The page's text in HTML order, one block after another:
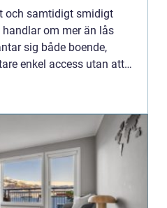
och samtidigt smidigt
om mer än lås
sig både boende,
enkel access utan att